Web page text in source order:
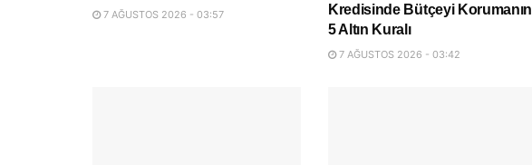
7 AĞUSTOS 2026 - 03:57
Kredisinde Bütçeyi Korumanın
5 Altın Kuralı
7 AĞUSTOS 2026 - 03:42